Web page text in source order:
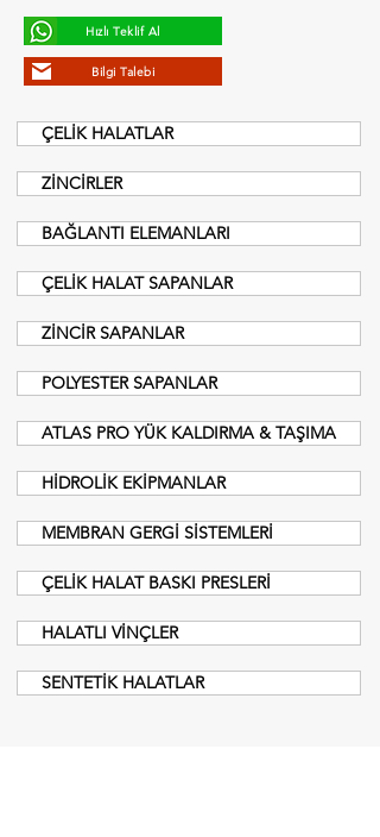
Hızlı Teklif Al
Bilgi Talebi
ÇELİK HALATLAR
ZİNCİRLER
BAĞLANTI ELEMANLARI
ÇELİK HALAT SAPANLAR
ZİNCİR SAPANLAR
POLYESTER SAPANLAR
ATLAS PRO YÜK KALDIRMA & TAŞIMA
HİDROLİK EKİPMANLAR
MEMBRAN GERGİ SİSTEMLERİ
ÇELİK HALAT BASKI PRESLERİ
HALATLI VİNÇLER
SENTETİK HALATLAR